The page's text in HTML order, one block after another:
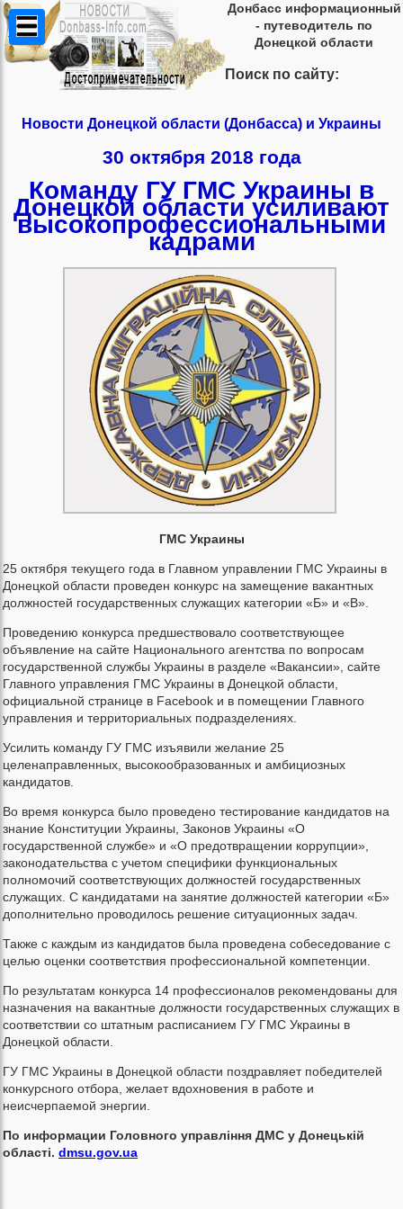
Донбасс информационный
- путеводитель по
Донецкой области
Поиск по сайту:
Новости Донецкой области (Донбасса) и Украины
30 октября 2018 года
Команду ГУ ГМС Украины в
Донецкой области усиливают
высокопрофессиональными
кадрами
ГМС Украины
25 октября текущего года в Главном управлении ГМС Украины в
Донецкой области проведен конкурс на замещение вакантных
должностей государственных служащих категории «Б» и «В».
Проведению конкурса предшествовало соответствующее
объявление на сайте Национального агентства по вопросам
государственной службы Украины в разделе «Вакансии», сайте
Главного управления ГМС Украины в Донецкой области,
официальной странице в Facebook и в помещении Главного
управления и территориальных подразделениях.
Усилить команду ГУ ГМС изъявили желание 25
целенаправленных, высокообразованных и амбициозных
кандидатов.
Во время конкурса было проведено тестирование кандидатов на
знание Конституции Украины, Законов Украины «О
государственной службе» и «О предотвращении коррупции»,
законодательства с учетом специфики функциональных
полномочий соответствующих должностей государственных
служащих. С кандидатами на занятие должностей категории «Б»
дополнительно проводилось решение ситуационных задач.
Также с каждым из кандидатов была проведена собеседование с
целью оценки соответствия профессиональной компетенции.
По результатам конкурса 14 профессионалов рекомендованы для
назначения на вакантные должности государственных служащих в
соответствии со штатным расписанием ГУ ГМС Украины в
Донецкой области.
ГУ ГМС Украины в Донецкой области поздравляет победителей
конкурсного отбора, желает вдохновения в работе и
неисчерпаемой энергии.
По информации Головного управління ДМС у Донецькій
області. dmsu.gov.ua